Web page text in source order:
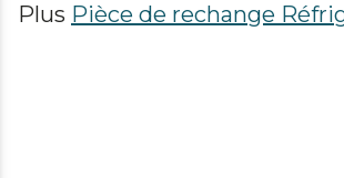
Plus Pièce de rechange